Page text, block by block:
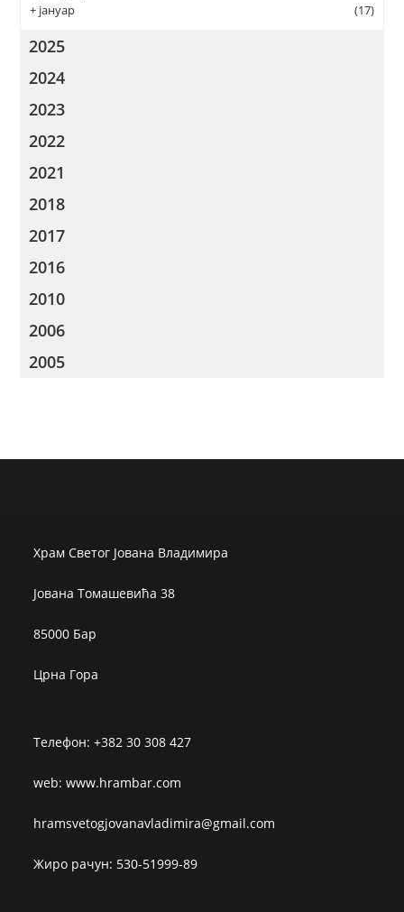
+ јануар (17)
2025
2024
2023
2022
2021
2018
2017
2016
2010
2006
2005
Храм Светог Јована Владимира
Јована Томашевића 38
85000 Бар
Црна Гора
Телефон: +382 30 308 427
web: www.hrambar.com
hramsvetogjovanavladimira@gmail.com
Жиро рачун: 530-51999-89